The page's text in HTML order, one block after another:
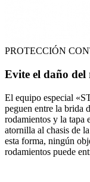
PROTECCIÓN
Evite el daño del
El equipo especial
peguen entre la brida
rodamientos y la tapa
atornilla al chasis de
esta forma, ningún
rodamientos puede